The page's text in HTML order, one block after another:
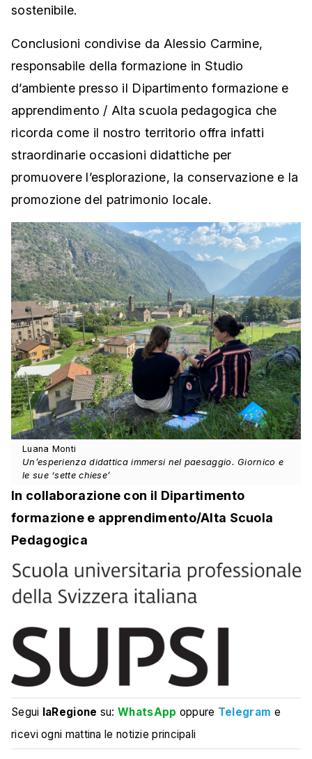
sostenibile.
Conclusioni condivise da Alessio Carmine,
responsabile della formazione in Studio
d’ambiente presso il Dipartimento formazione e
apprendimento / Alta scuola pedagogica che
ricorda come il nostro territorio offra infatti
straordinarie occasioni didattiche per
promuovere l’esplorazione, la conservazione e la
promozione del patrimonio locale.
Luana Monti
Un’esperienza didattica immersi nel paesaggio. Giornico e
le sue ‘sette chiese’
In collaborazione con il Dipartimento
formazione e apprendimento/Alta Scuola
Pedagogica
Segui laRegione su:WhatsApp oppure Telegram e
ricevi ogni mattina le notizie principali